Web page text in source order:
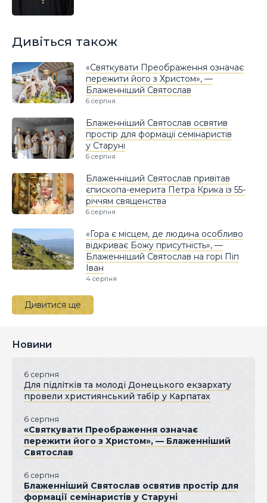
Дивіться також
«Святкувати Преображення означає
пережити його з Христом», —
Блаженніший Святослав
6 серпня
Блаженніший Святослав освятив
простір для формації семінаристів
у Старуні
6 серпня
Блаженніший Святослав привітав
єпископа-емерита Петра Крика із 55-
річчям священства
6 серпня
«Гора є місцем, де людина особливо
відкриває Божу присутність», —
Блаженніший Святослав на горі Піп
Іван
4 серпня
Дивитися ще
Новини
6 серпня
Для підлітків та молоді Донецького екзархату
провели християнський табір у Карпатах
6 серпня
«Святкувати Преображення означає
пережити його з Христом», — Блаженніший
Святослав
6 серпня
Блаженніший Святослав освятив простір для
формації семінаристів у Старуні